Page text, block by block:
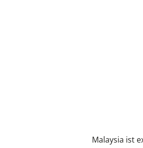
Malaysia ist